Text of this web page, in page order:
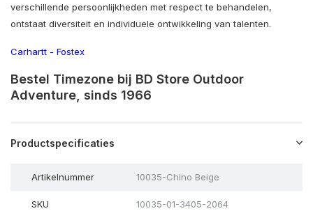
verschillende persoonlijkheden met respect te behandelen,
ontstaat diversiteit en individuele ontwikkeling van talenten.
Carhartt - Fostex
Bestel Timezone bij BD Store Outdoor
Adventure, sinds 1966
Productspecificaties
Artikelnummer 10035-Chino Beige
SKU 10035-01-3405-2064